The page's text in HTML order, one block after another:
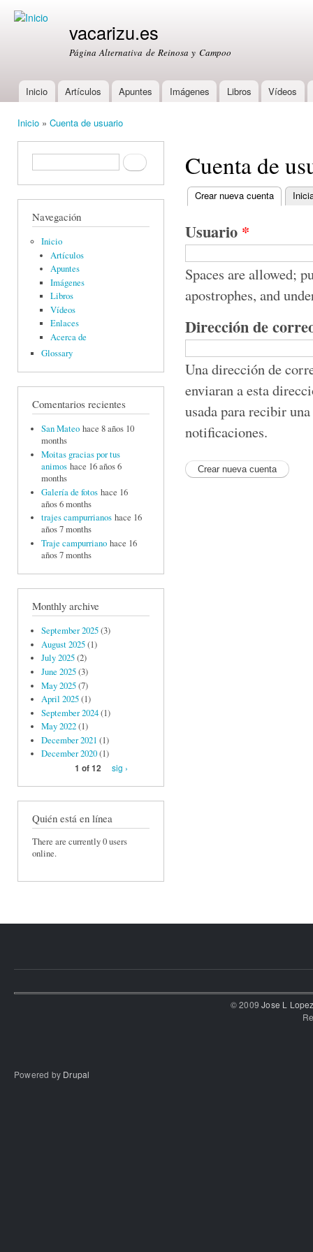
vacarizu.es
Página Alternativa de Reinosa y Campoo
Main menu
Inicio Artículos Apuntes Imágenes Libros Vídeos
Inicio » Cuenta de usuario
Formulario de búsquedaBuscar
Navegación
Inicio
Artículos
Apuntes
Imágenes
Libros
Vídeos
Enlaces
Acerca de
Glossary
Comentarios recientes
San Mateo hace 8 años 10
months
Moitas gracias por tus
animos hace 16 años 6
months
Galería de fotos hace 16
años 6 months
trajes campurrianos hace 16
años 7 months
Traje campurriano hace 16
años 7 months
Monthly archive
September 2025(3)
August 2025(1)
July 2025(2)
June 2025(3)
May 2025(7)
April 2025(1)
September 2024(1)
May 2022(1)
December 2021 (1)
December 2020(1)
1 of 12
sig ›
Quién está en línea
There are currently 0 users
online.
Cuenta de
Primary tabs
Crear nueva cuenta (active
Usuario *
Spaces are allowed;
apostrophes, and
Dirección de
Una dirección de
enviaran a esta
usada para recibir
notificaciones.
© 2009Jose L
Powered by Drupal